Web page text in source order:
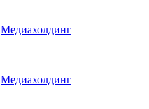
Медиахолдинг
Медиахолдинг